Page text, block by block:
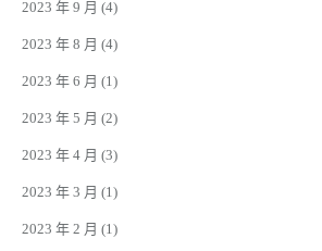
2023 年 9 月 (4)
2023 年 8 月 (4)
2023 年 6 月 (1)
2023 年 5 月 (2)
2023 年 4 月 (3)
2023 年 3 月 (1)
2023 年 2 月 (1)